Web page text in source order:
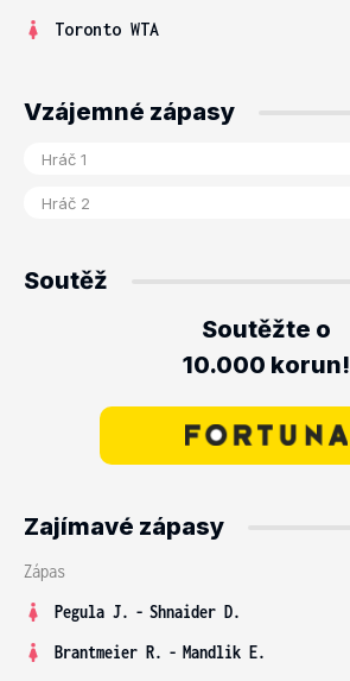
Toronto WTA
Vzájemné zápasy
Soutěž
Soutěžte o
10.000 korun!
Zajímavé zápasy
Zápas
Pegula J. - Shnaider D.
Brantmeier R. - Mandlik E.